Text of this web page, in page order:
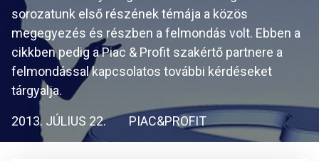
sorozatunk első részének témája a közös
megegyezés és részben a felmondás volt. Ebben a
cikkben pedig a Piac & Profit szakértő partnere a
felmondással kapcsolatos további kérdéseket
tárgyalja.
2013. JÚLIUS 22. PIAC&PROFIT